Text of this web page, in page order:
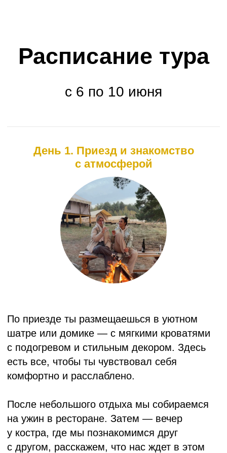
А затем — киновечер: под пледами,
со свечами и горячим какао.
День 3. Активный отдых и банные
Снова начинаем день с йоги. Завтракаем
на веранде с панорамным видом
на природу и отправляемся на сплав
по Катуни. Это безопасный маршрут,
который пройдет недалеко от глэмпинга.
После возвращения — сытный обед
в ресторане с лучшими блюдами от шефа.
Парение с травами, мягкий пар, травяные
чаи — все, чтобы ты почувствовал, как
уходит напряжение и усталость.
после бани можно присоединиться
к медитации — для глубокой перезагрузки
и соединения с собой.
А после — последний костер, где
мы поделимся моментами, которые